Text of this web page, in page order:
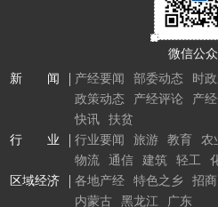
微信公
新 闻
产经要闻 部委动态 时
政策动态
产经评论 产
快讯
扶贫
行 业
行业要闻 旅游 教育 农
物流
通信 建筑 轻工
区域经济
各地产经 特色之乡 招商
内蒙古
黑龙江 广东